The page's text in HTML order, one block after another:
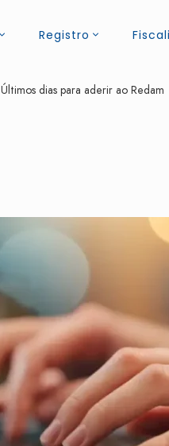
Registro
Últimos dias para aderir ao Redam